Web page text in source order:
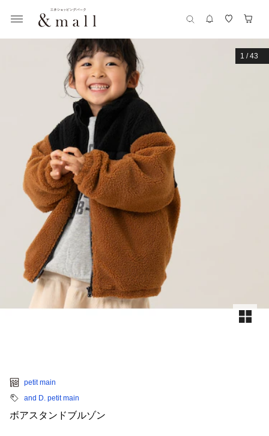
1 /43
petit main
and D. petit main
ボアスタンドブルゾン